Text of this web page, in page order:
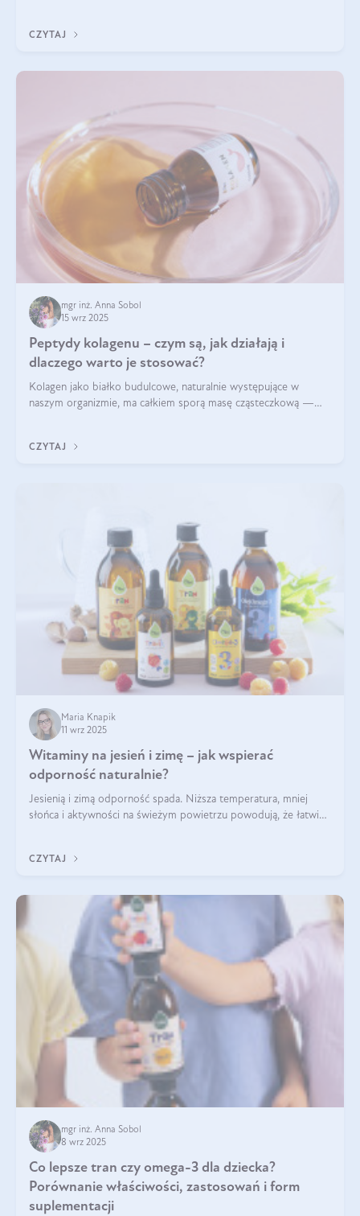
wysokiej jakości suplem
CZYTAJ
mgr inż. Anna Sobol
15 wrz 2025
Peptydy kolagenu – czym są, jak działają i
dlaczego warto je stosować?
Kolagen jako białko budulcowe, naturalnie występujące w
naszym organizmie, ma całkiem sporą masę cząsteczkową —
bardziej biodostępny
CZYTAJ
Maria Knapik
11 wrz 2025
Witaminy na jesień i zimę – jak wspierać
odporność naturalnie?
Jesienią i zimą odporność spada. Niższa temperatura, mniej
słońca i aktywności na świeżym powietrzu powodują, że łatwiej
suplementować jesienią i zimą?
CZYTAJ
mgr inż. Anna Sobol
8 wrz 2025
Co lepsze tran czy omega-3 dla dziecka?
Porównanie właściwości, zastosowań i form
suplementacji